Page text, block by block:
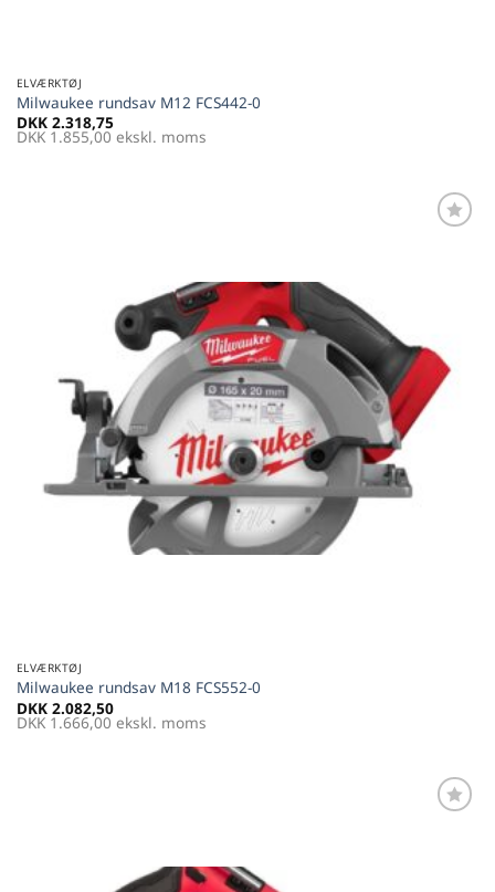
ELVÆRKTØJ
Milwaukee rundsav M12 FCS442-0
DKK 2.318,75
DKK 1.855,00 ekskl. moms
ELVÆRKTØJ
Milwaukee rundsav M18 FCS552-0
DKK 2.082,50
DKK 1.666,00 ekskl. moms